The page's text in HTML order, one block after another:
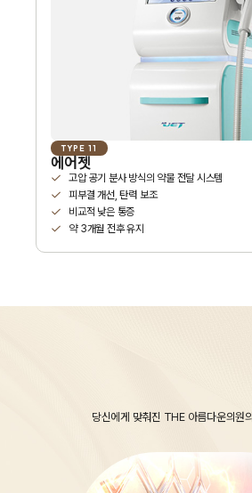
TYPE 11
에어젯
고압 공기 분사 방식의 약물 전달 시스템
피부결 개선, 탄력 보조
비교적 낮은 통증
약 3개월 전후 유지
The Beautiful
당신에게 맞춰진 THE 아름다운의원